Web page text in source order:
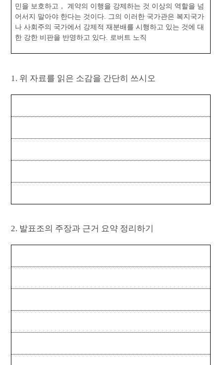
민을 보호하고， 계약의 이행을 강제하는 것 이상의 역할을 넘
어서지 말아야 한다는 것이다. 그의 이러한 국가관은 복지국가
나 사회주의 국가에서 강제적 재분배를 시행하고 있는 것에 대
한 강한 비판을 반영하고 있다. 로버트 노직
1. 위 자료를 읽은 소감을 간단히 쓰시오
2. 발표조의 주장과 근거 요약 정리하기